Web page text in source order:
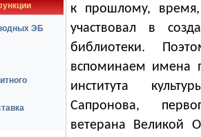
ЭБ
к прошлому,
участвовал в
библиотеки.
вспоминаем имена
института
Сапронова,
ветерана Великой